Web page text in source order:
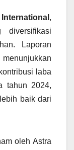
,
diversifikasi
Laporan
laba
tahun 2024,
baik dari
oleh Astra